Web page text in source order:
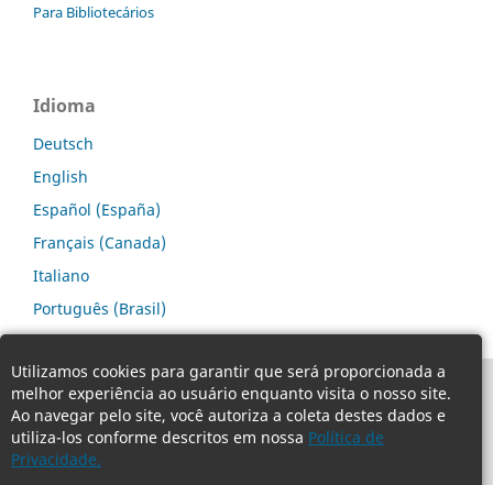
Utilizamos cookies para garantir que será proporcionada a
melhor experiência ao usuário enquanto visita o nosso site.
Ao navegar pelo site, você autoriza a coleta destes dados e
utiliza-los conforme descritos em nossa Política de
Privacidade.
Para Bibliotecários
Idioma
Deutsch
English
Español (España)
Français (Canada)
Italiano
Português (Brasil)